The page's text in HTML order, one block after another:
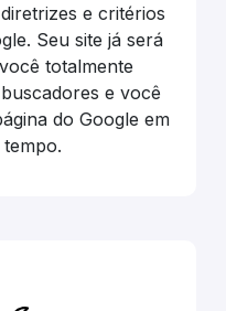
e critérios
Seu site já será
totalmente
e você
do Google em